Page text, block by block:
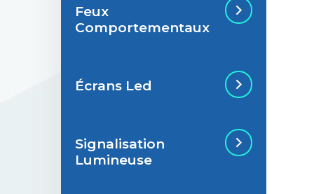
Situations de
signalisation
Radar Pédagogique
Feux
Comportementaux
Feu Comportemental
Écrans Led
Écran Géant Extérieur
Led
Signalisation
Lumineuse